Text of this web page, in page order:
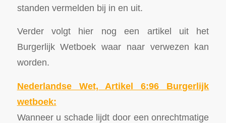
standen vermelden bij in en uit.
Verder volgt hier nog een artikel uit het
Burgerlijk Wetboek waar naar verwezen kan
worden.
Nederlandse Wet, Artikel 6:96 Burgerlijk
wetboek:
Wanneer u schade lijdt door een onrechtmatige